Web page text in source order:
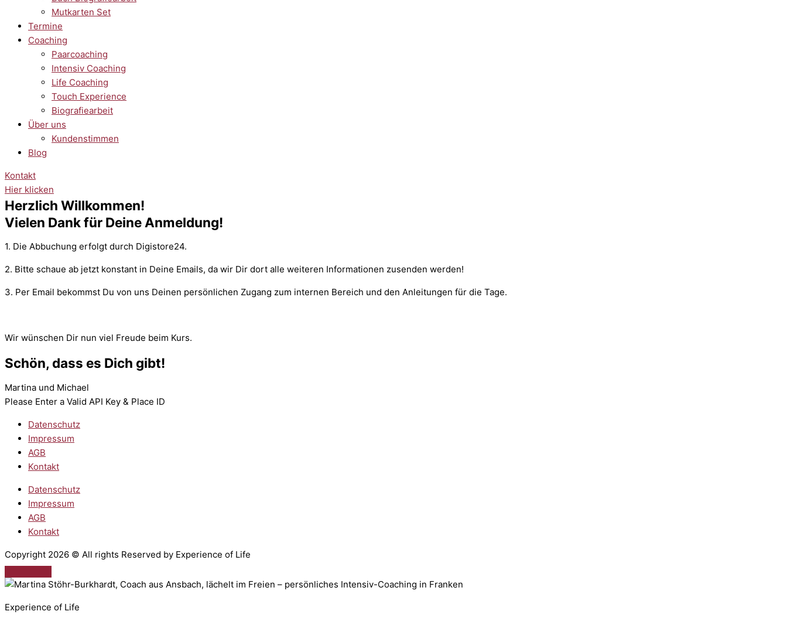
Mutkarten Set
Termine
Coaching
Paarcoaching
Intensiv Coaching
Life Coaching
Touch Experience
Biografiearbeit
Über uns
Kundenstimmen
Blog
Kontakt
Hier klicken
Herzlich Willkommen!
Vielen Dank für Deine Anmeldung!
1. Die Abbuchung erfolgt durch Digistore24.
2. Bitte schaue ab jetzt konstant in Deine Emails, da wir Dir dort alle weiteren Informationen zusenden werden!
3. Per Email bekommst Du von uns Deinen persönlichen Zugang zum internen Bereich und den Anleitungen für die Tage.
Wir wünschen Dir nun viel Freude beim Kurs.
Schön, dass es Dich gibt!
Martina und Michael
Please Enter a Valid API Key & Place ID
Datenschutz
Impressum
AGB
Kontakt
Datenschutz
Impressum
AGB
Kontakt
Copyright 2026 © All rights Reserved by Experience of Life
Experience of Life